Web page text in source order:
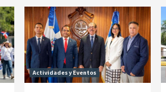
Actividades y Eventos